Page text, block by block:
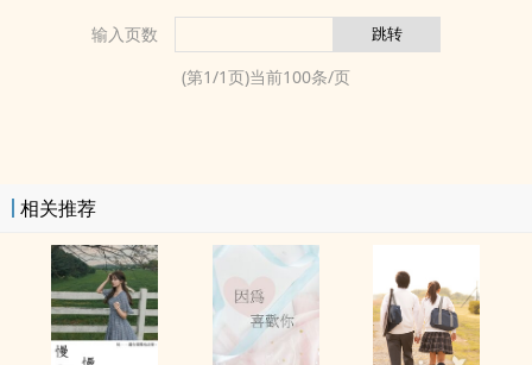
输入页数
(第1/1页)当前100条/页
相关推荐